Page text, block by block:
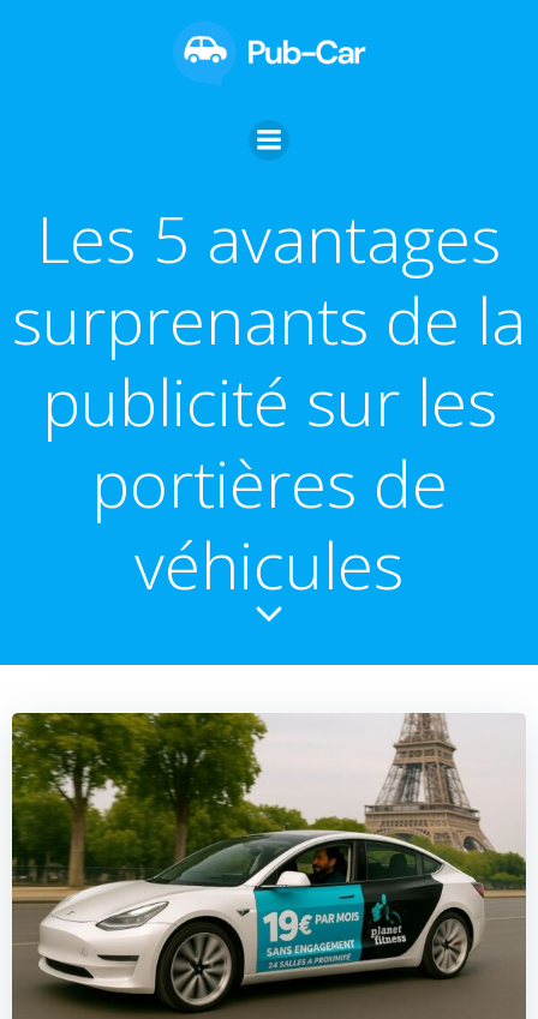
au
contenu
Les 5 avantages
surprenants de la
publicité sur les
portières de
véhicules